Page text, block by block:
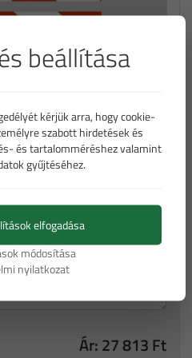
mm -FA RA2
ár)
Ár: 27 813 Ft
beállítása
kérjük arra, hogy cookie-
szabott hirdetések és
és tartalomméréshez valamint
gyűjtéséhez.
elfogadása
módosítása
nyilatkozat